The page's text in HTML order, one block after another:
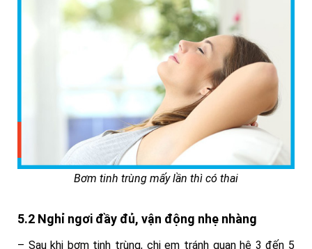
Bơm tinh trùng mấy lần thì có thai
5.2 Nghỉ ngơi đầy đủ, vận động nhẹ nhàng
– Sau khi bơm tinh trùng, chị em tránh quan hệ 3 đến 5